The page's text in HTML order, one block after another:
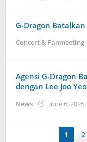
G-Dragon
Concert & Fanmeeting
Agensi G-Dragon
dengan Lee Joo
News June 6, 2025by
1 2